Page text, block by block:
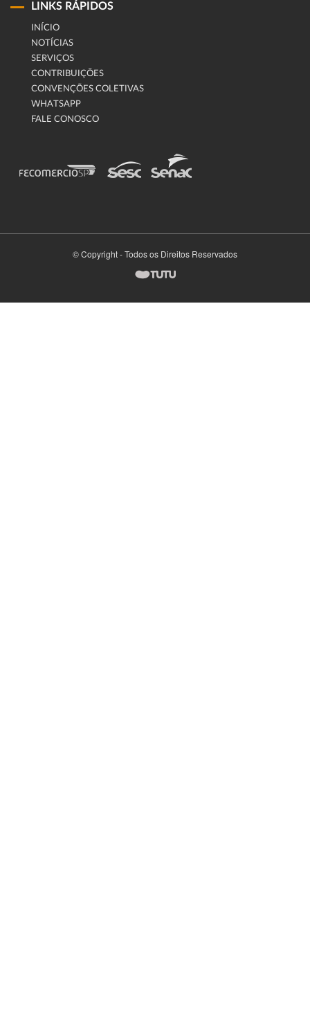
LINKS RÁPIDOS
INÍCIO
NOTÍCIAS
SERVIÇOS
CONTRIBUIÇÕES
CONVENÇÕES COLETIVAS
WHATSAPP
FALE CONOSCO
© Copyright - Todos os Direitos Reservados